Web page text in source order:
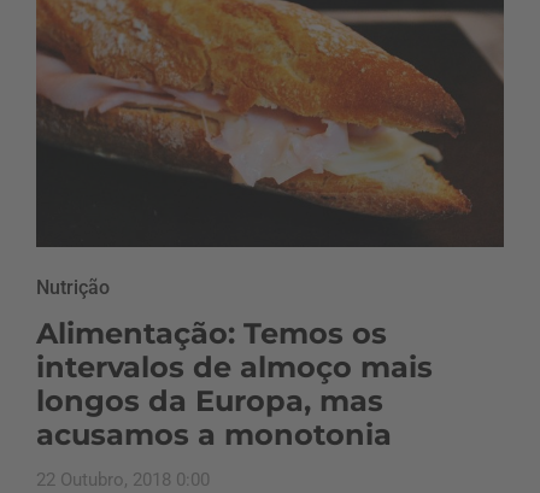
Nutrição
Alimentação: Temos os
intervalos de almoço mais
longos da Europa, mas
acusamos a monotonia
22 Outubro, 2018 0:00